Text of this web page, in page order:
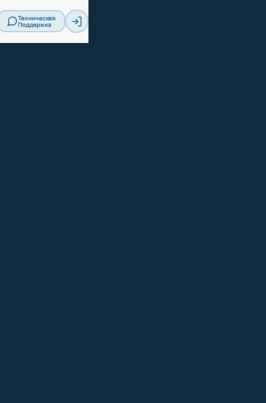
Техническая
Поддержка